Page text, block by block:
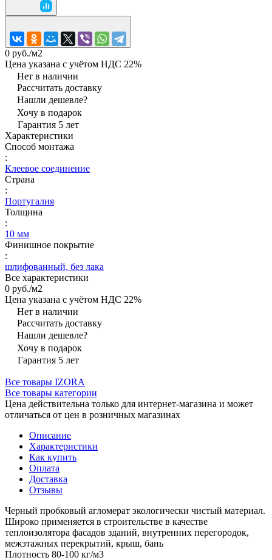
0 руб./м2
Цена указана с учётом НДС 22%
Нет в наличии
Рассчитать доставку
Нашли дешевле?
Хочу в подарок
Гарантия 5 лет
Характеристики
Способ монтажа
:
Клеевое соединение
Страна
:
Португалия
Толщина
:
10 мм
Финишное покрытие
:
шлифованный, без лака
Все характеристики
0 руб./м2
Цена указана с учётом НДС 22%
Нет в наличии
Рассчитать доставку
Нашли дешевле?
Хочу в подарок
Гарантия 5 лет
Все товары IZORA
Все товары категории
Цена действительна только для интернет-магазина и может
отличаться от цен в розничных магазинах
Описание
Характеристики
Как купить
Оплата
Доставка
Отзывы
Черный пробковый агломерат экологически чистый материал.
Широко применяется в строительстве в качестве
теплоизолятора фасадов зданий, внутренних перегородок,
межэтажных перекрытий, крыш, бань
Плотность 80-100 кг/м3